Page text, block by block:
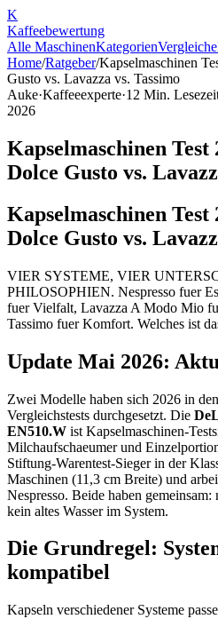
K
Kaffeebewertung
Alle MaschinenKategorienVergleiche
Home/Ratgeber/Kapselmaschinen
Gusto vs. Lavazza vs. Tassimo
Auke·Kaffeeexperte·12 Min.
2026
Kapselmaschinen Test
Dolce Gusto vs.
Kapselmaschinen Test
Dolce Gusto vs.
VIER SYSTEME, VIER
PHILOSOPHIEN. Nespresso fuer
fuer Vielfalt, Lavazza A Modo Mio
Tassimo fuer Komfort. Welches ist
Update Mai 2026:
Zwei Modelle haben sich 2026 in
Vergleichstests durchgesetzt. Die
EN510.W ist Kapselmaschinen-
Milchaufschaeumer und
Stiftung-Warentest-Sieger in der
Maschinen (11,3 cm Breite) und
Nespresso. Beide haben
kein altes Wasser im System.
Die Grundregel:
kompatibel
Kapseln verschiedener Systeme